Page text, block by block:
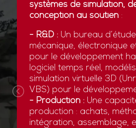
systèmes de simulation,
conception au soutien:
- R&D :Un bureau
mécanique, électronique
pour le développement
logiciel temps réel,
simulation virtuelle 3D
VBS) pour le
- Production :Une
production : achats,
intégration, assemblage,